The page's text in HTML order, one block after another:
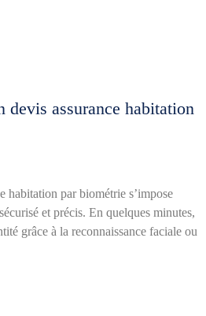
devis assurance habitation
habitation par biométrie s’impose
et précis. En quelques minutes,
grâce à la reconnaissance faciale ou